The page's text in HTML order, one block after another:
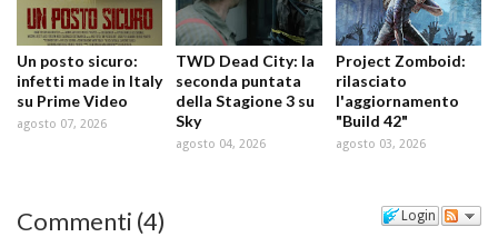
Un posto sicuro:
infetti made in Italy
su Prime Video
agosto 07, 2026
TWD Dead City: la
seconda puntata
della Stagione 3 su
Sky
agosto 04, 2026
Project Zomboid:
rilasciato
l'aggiornamento
"Build 42"
agosto 03, 2026
Login
Commenti (4)